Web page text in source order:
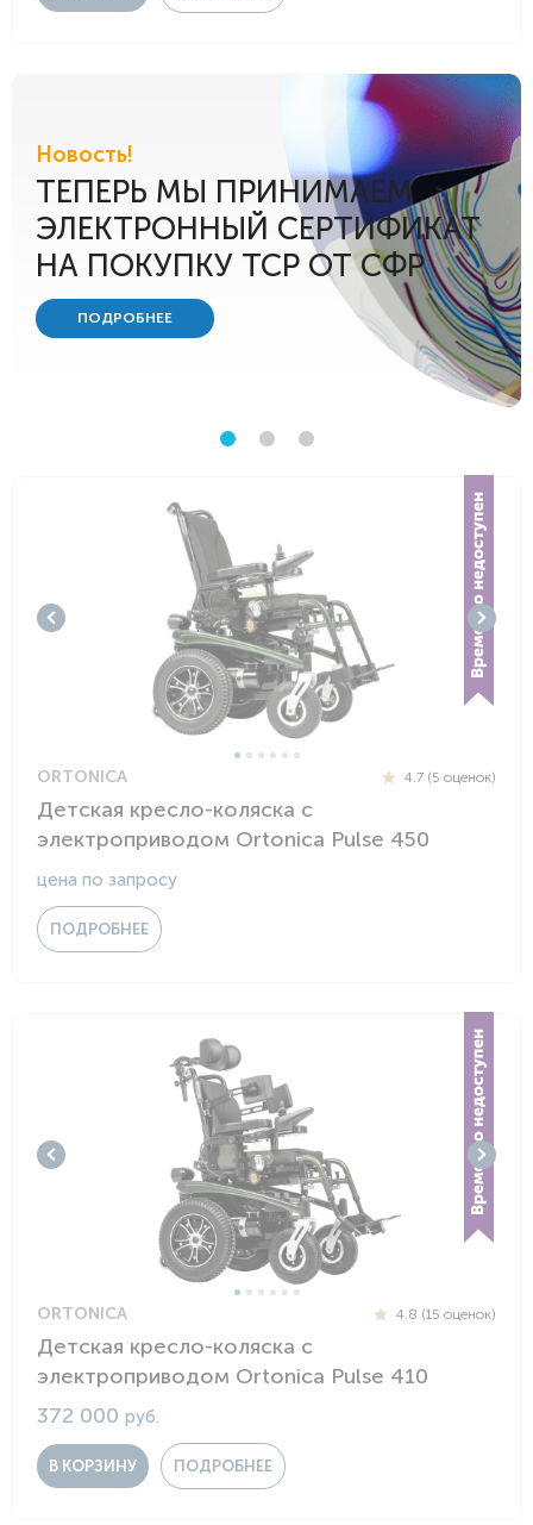
Новость!
ТЕПЕРЬ МЫ ПРИНИМАЕМ
ЭЛЕКТРОННЫЙ СЕРТИФИКАТ
НА ПОКУПКУ ТСР ОТ СФР
ПОДРОБНЕЕ
ORTONICA 4.7 (5 оценок)
Детская кресло-коляска с
электроприводом Ortonica Pulse 450
цена по запросу
ПОДРОБНЕЕ
ORTONICA 4.8 (15 оценок)
Детская кресло-коляска с
электроприводом Ortonica Pulse 410
372 000 руб.
В КОРЗИНУ ПОДРОБНЕЕ